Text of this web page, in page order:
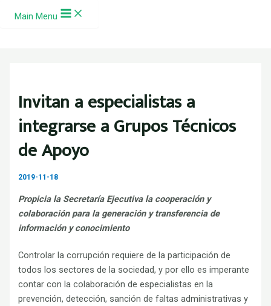
Ir al contenido
Main Menu
Invitan a especialistas a
integrarse a Grupos Técnicos
de Apoyo
2019-11-18
Propicia la Secretaría Ejecutiva la cooperación y
colaboración para la generación y transferencia de
información y conocimiento
Controlar la corrupción requiere de la participación de
todos los sectores de la sociedad, y por ello es imperante
contar con la colaboración de especialistas en la
prevención, detección, sanción de faltas administrativas y